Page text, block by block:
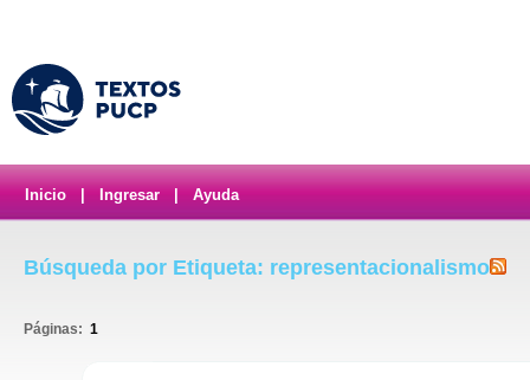
Inicio Ingresar Ayuda
Búsqueda por Etiqueta: representacionalismo
Páginas: 1